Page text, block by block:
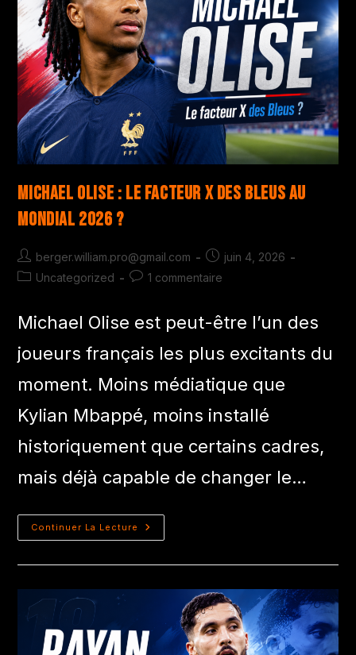
Michael Olise : le facteur X des Bleus au
Mondial 2026 ?
berger.william.pro@gmail.com
juin 4, 2026
Uncategorized
1 commentaire
Michael Olise est peut-être l’un des
joueurs français les plus excitants du
moment. Moins médiatique que
Kylian Mbappé, moins installé
historiquement que certains cadres,
mais déjà capable de changer le…
Continuer La Lecture